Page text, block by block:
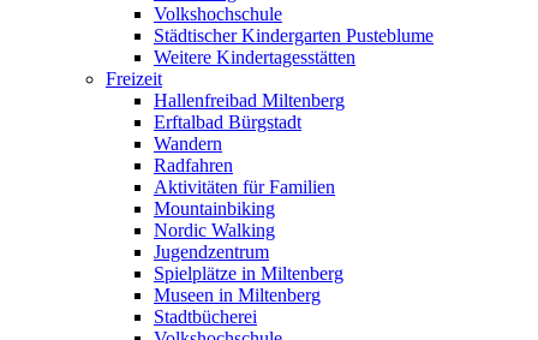
Volkshochschule
Städtischer Kindergarten Pusteblume
Weitere Kindertagesstätten
Freizeit
Hallenfreibad Miltenberg
Erftalbad Bürgstadt
Wandern
Radfahren
Aktivitäten für Familien
Mountainbiking
Nordic Walking
Jugendzentrum
Spielplätze in Miltenberg
Museen in Miltenberg
Stadtbücherei